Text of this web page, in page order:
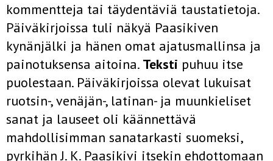
kommentteja tai täydentäviä taustatietoja.
Päiväkirjoissa tuli näkyä Paasikiven
kynänjälki ja hänen omat ajatusmallinsa ja
painotuksensa aitoina. Teksti puhuu itse
puolestaan. Päiväkirjoissa olevat lukuisat
ruotsin-, venäjän-, latinan- ja muunkieliset
sanat ja lauseet oli käännettävä
mahdollisimman sanatarkasti suomeksi,
pyrkihän J. K. Paasikivi itsekin ehdottomaan